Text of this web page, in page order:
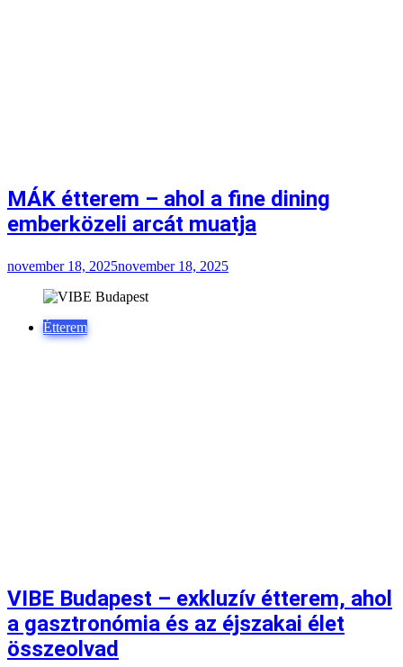
MÁK étterem – ahol a fine dining
emberközeli arcát muatja
november 18, 2025november 18, 2025
Étterem
VIBE Budapest – exkluzív étterem, ahol
a gasztronómia és az éjszakai élet
összeolvad